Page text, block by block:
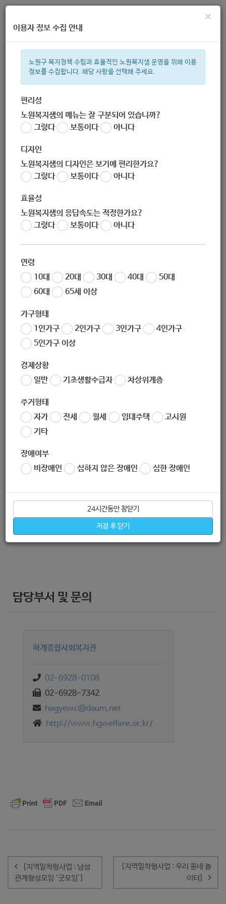
주간 인기검색어
한눈으로 보는 복지 정보
×
이용자 정보 수집 안내
노원구 복지정책 수립과 효율적인 노원복지샘 운영을 위해 이용
정보를 수집합니다. 해당 사항을 선택해 주세요.
편리성
노원복지샘의 메뉴는 잘 구분되어 있습니까?
그렇다
보통이다 아니다
디자인
노원복지샘의 디자인은 보기에 편리한가요?
그렇다
보통이다 아니다
효율성
노원복지샘의 응답속도는 적정한가요?
그렇다
보통이다 아니다
연령
10대
20대 30대 40대
50대
60대
65세 이상
가구형태
1인가구
2인가구 3인가구
4인가구
5인가구 이상
경제상황
일반
기초생활수급자 차상위계층
주거형태
자가
전세 월세 임대주택
고시원
기타
장애여부
비장애인
심하지 않은 장애인 심한 장애인
24시간동안 창닫기
저장 후 닫기
[지역조직화사업 : 주민만나기]
지원대상
지원대상: 지역주민
지원내용
지원내용: 복지사각지대 발굴 및 복지관 홍보
운영시간: 2026년 2월 ~ 12월
신청방법
하계종합사회복지관 상시 운영
담당부서 및 문의
하계종합사회복지관
02-6928-0108
02-6928-7342
hagyewc@daum.net
http://www.hgwelfare.or.kr/
내
비
게
[지역밀착형사업 : 남성
관계형성모임 ‘굿모임’]
[지역밀착형사업 : 우리 동네 놀
이터]